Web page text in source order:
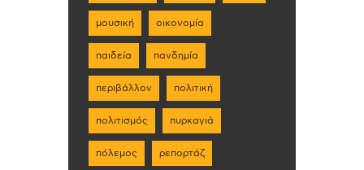
μουσική οικονομία
παιδεία πανδημία
περιβάλλον πολιτική
πολιτισμός πυρκαγιά
πόλεμος ρεπορτάζ